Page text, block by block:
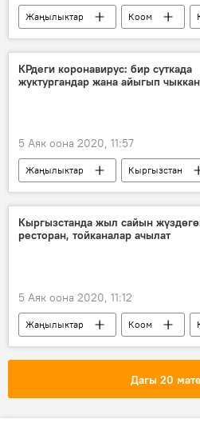
Жаңылыктар Коом
Окуялар
Ош
Аскер
КРдеги коронавирус: бир суткада
жуктургандар жана айыгып
5 Аяк оона 2020, 11:57
Жаңылыктар Кыргызстан
коронавирус
бейтап
жуктуруу
Кыргызстанда жыл сайын
ресторан, тойканалар ачылат
5 Аяк оона 2020, 11:12
Жаңылыктар Коом
Экономика
ресторан
Дагы 20